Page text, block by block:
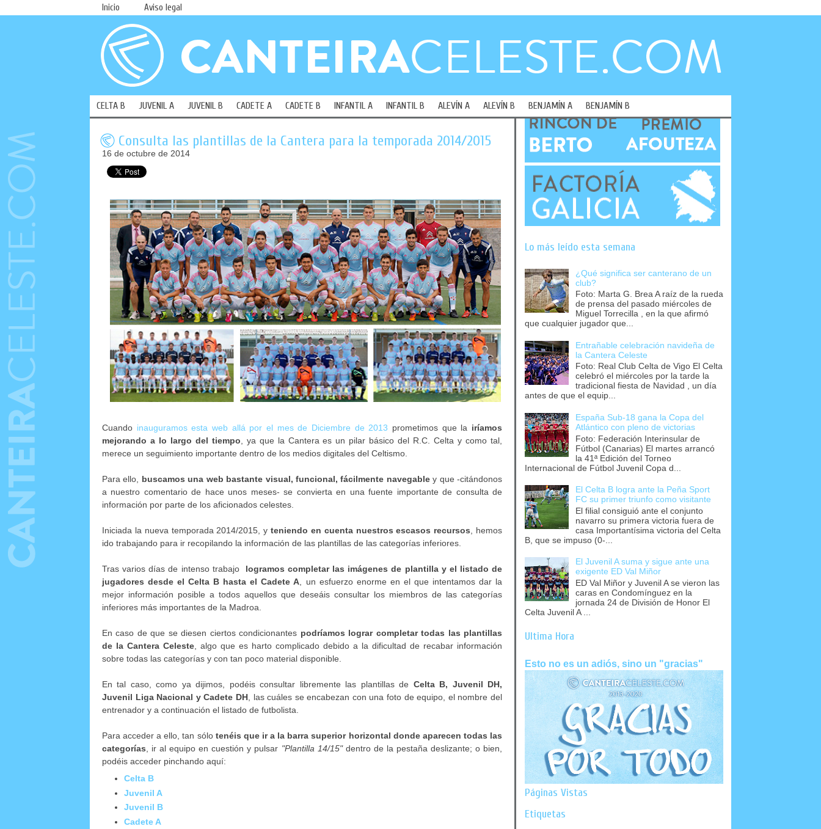
Inicio Aviso legal
CELTA B JUVENIL A JUVENIL B CADETE A CADETE B INFANTIL A INFANTIL B ALEVÍN A ALEVÍN B BENJAMÍN A BENJAMÍN B
Consulta las plantillas de la Cantera para la temporada 2014/2015
16 de octubre de 2014
Cuando inauguramos esta web allá por el mes de Diciembre de 2013 prometimos que la iríamos
mejorando a lo largo del tiempo , ya que la Cantera es un pilar básico del R.C. Celta y como tal,
merece un seguimiento importante dentro de los medios digitales del Celtismo.
Para ello, buscamos una web bastante visual, funcional, fácilmente navegabley que -citándonos
a nuestro comentario de hace unos meses- se convierta en una fuente importante de consulta de
información por parte de los aficionados celestes.
Iniciada la nueva temporada 2014/2015, y teniendo en cuenta nuestros escasos recursos , hemos
ido trabajando para ir recopilando la información de las plantillas de las categorías inferiores.
Tras varios días de intenso trabajo logramos completar las imágenes de plantilla y el listado de
jugadores desde el Celta B hasta el Cadete A , un esfuerzo enorme en el que intentamos dar la
mejor información posible a todos aquellos que deseáis consultar los miembros de las categorías
inferiores más importantes de la Madroa.
En caso de que se diesen ciertos condicionantes podríamos lograr completar todas las plantillas
de la Cantera Celeste , algo que es harto complicado debido a la dificultad de recabar información
sobre todas las categorías y con tan poco material disponible.
En tal caso, como ya dijimos, podéis consultar libremente las plantillas de Celta B, Juvenil DH,
Juvenil Liga Nacional y Cadete DH, las cuáles se encabezan con una foto de equipo, el nombre del
entrenador y a continuación el listado de futbolista.
Para acceder a ello, tan sólo tenéis que ir a la barra superior horizontal donde aparecen todas las
categorías , ir al equipo en cuestión y pulsar "Plantilla 14/15"dentro de la pestaña deslizante; o bien,
podéis acceder pinchando aquí:
Celta B
Juvenil A
Juvenil B
Cadete A
Lo más leído esta semana
¿Qué significa ser canterano de un
club?
Foto: Marta G. Brea A raíz de la rueda
de prensa del pasado miércoles de
Miguel Torrecilla , en la que afirmó
que cualquier jugador que...
Entrañable celebración navideña de
la Cantera Celeste
Foto: Real Club Celta de Vigo El Celta
celebró el miércoles por la tarde la
tradicional fiesta de Navidad , un día
antes de que el equip...
España Sub-18 gana la Copa del
Atlántico con pleno de victorias
Foto: Federación Interinsular de
Fútbol (Canarias) El martes arrancó
la 41ª Edición del Torneo
Internacional de Fútbol Juvenil Copa d...
El Celta B logra ante la Peña Sport
FC su primer triunfo como visitante
El filial consiguió ante el conjunto
navarro su primera victoria fuera de
casa Importantísima victoria del Celta
B, que se impuso (0-...
El Juvenil A suma y sigue ante una
exigente ED Val Miñor
ED Val Miñor y Juvenil A se vieron las
caras en Condomínguez en la
jornada 24 de División de Honor El
Celta Juvenil A ...
Última Hora
Esto no es un adiós, sino un "gracias"
Páginas Vistas
Etiquetas